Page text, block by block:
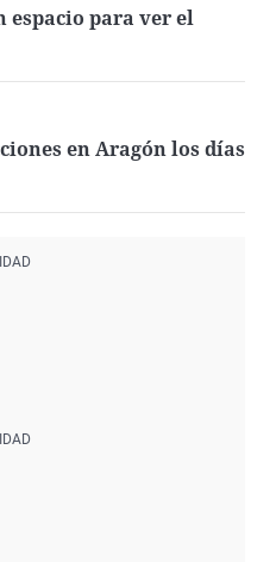
para ver el
en Aragón los días